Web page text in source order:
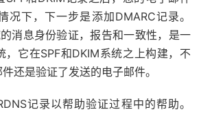
况下，下一步是添加DMARC记录。
消息身份验证，报告和一致性，是一
，它在SPF和DKIM系统之上构建，不
还是验证了发送的电子邮件。
记录以帮助验证过程中的帮助。